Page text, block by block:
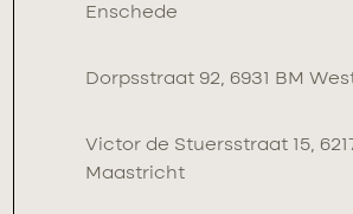
Enschede
Dorpsstraat 92, 6931 BM
Victor de Stuersstraat 15,
Maastricht